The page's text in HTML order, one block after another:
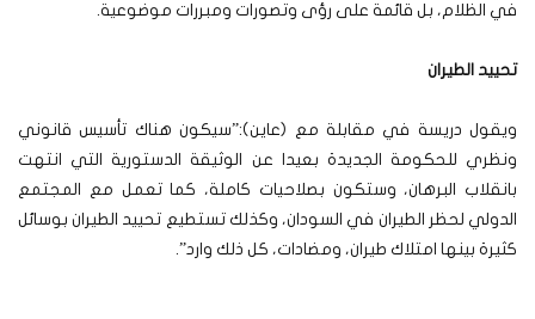
في الظلام، بل قائمة على رؤى وتصورات ومبررات موضوعية.
تحييد الطيران
ويقول دريسة في مقابلة مع (عاين):”سيكون هناك تأسيس قانوني
ونظري للحكومة الجديدة بعيدا عن الوثيقة الدستورية التي انتهت
بانقلاب البرهان، وستكون بصلاحيات كاملة، كما تعمل مع المجتمع
الدولي لحظر الطيران في السودان، وكذلك تستطيع تحييد الطيران بوسائل
كثيرة بينها امتلاك طيران، ومضادات، كل ذلك وارد”.